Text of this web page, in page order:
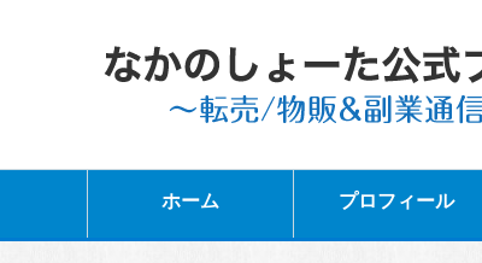
ホーム プロフィール